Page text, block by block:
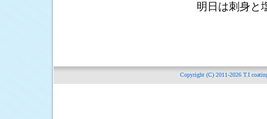
明日は刺身と
Copyright (C) 2011-2026 T.I